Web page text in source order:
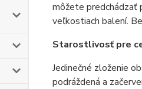
môžete predchádzať
veľkostiach balení.
Starostlivosť pre
Jedinečné zloženie
podráždená a